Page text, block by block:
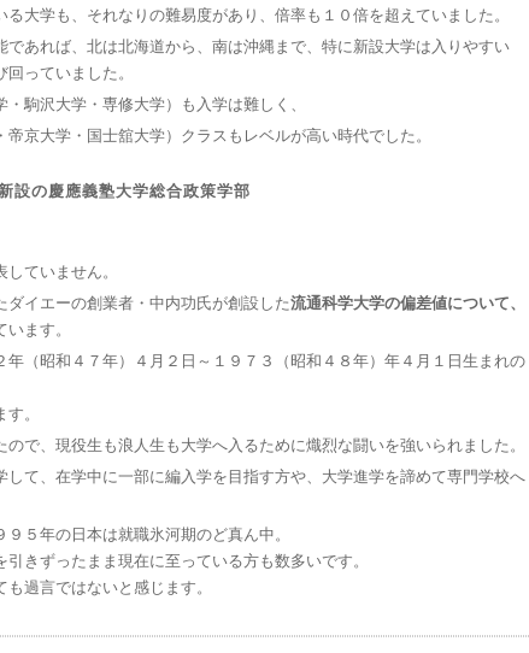
大学も、それなりの難易度があり、倍率も１０倍を超えていました。
あれば、北は北海道から、南は沖縄まで、特に新設大学は入りやすい
っていました。
駒沢大学・専修大学）も入学は難しく、
京大学・国士舘大学）クラスもレベルが高い時代でした。
設の慶應義塾大学総合政策学部
ていません。
イエーの創業者・中内功氏が創設した流通科学大学の偏差値について、
います。
（昭和４７年）４月２日～１９７３（昭和４８年）年４月１日生まれの
。
で、現役生も浪人生も大学へ入るために熾烈な闘いを強いられました。
して、在学中に一部に編入学を目指す方や、大学進学を諦めて専門学校へ
５年の日本は就職氷河期のど真ん中。
きずったまま現在に至っている方も数多いです。
過言ではないと感じます。